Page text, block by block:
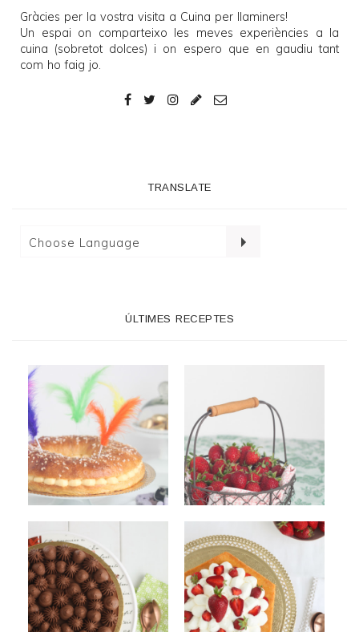
Gràcies per la vostra visita a Cuina per llaminers!
Un espai on comparteixo les meves experiències a la
cuina (sobretot dolces) i on espero que en gaudiu tant
com ho faig jo.
TRANSLATE
ÚLTIMES RECEPTES